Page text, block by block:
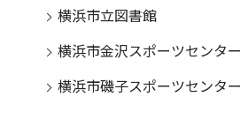
横浜市立図書館
横浜市金沢スポーツセンター
横浜市磯子スポーツセンター